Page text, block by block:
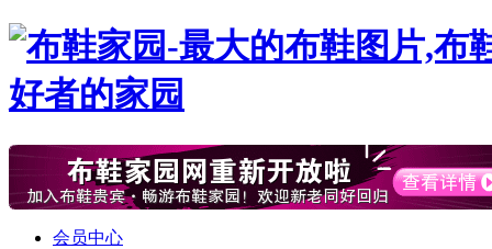
会员中心